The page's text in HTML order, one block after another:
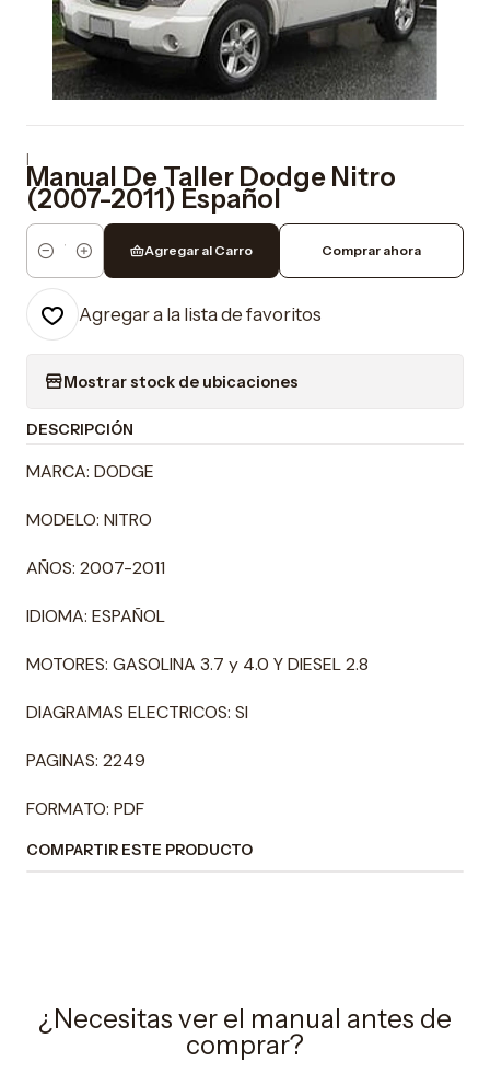
|
Manual De Taller Dodge Nitro
(2007-2011) Español
Cantidad
Agregar al Carro Comprar ahora
Agregar a la lista de favoritos
Mostrar stock de ubicaciones
DESCRIPCIÓN
MARCA: DODGE
MODELO: NITRO
AÑOS: 2007-2011
IDIOMA: ESPAÑOL
MOTORES: GASOLINA 3.7 y 4.0 Y DIESEL 2.8
DIAGRAMAS ELECTRICOS: SI
PAGINAS: 2249
FORMATO: PDF
COMPARTIR ESTE PRODUCTO
¿Necesitas ver el manual antes de
comprar?